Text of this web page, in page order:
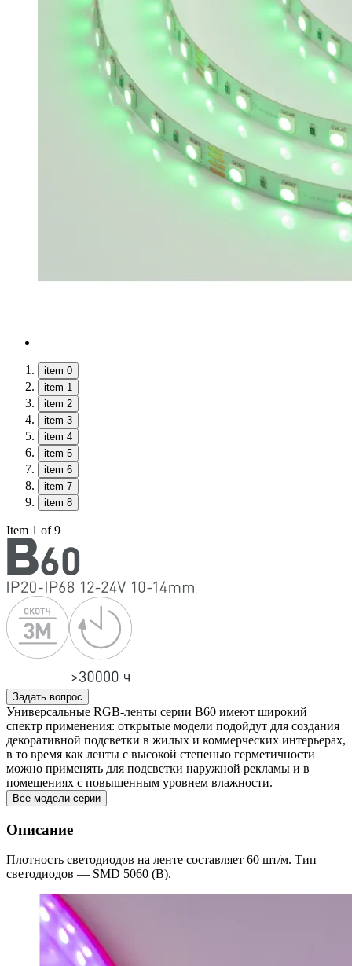
item 0
item 1
item 2
item 3
item 4
item 5
item 6
item 7
item 8
Item 1 of 9
Задать вопрос
Универсальные RGB-ленты серии B60 имеют широкий
спектр применения: открытые модели подойдут для создания
декоративной подсветки в жилых и коммерческих интерьерах,
в то время как ленты с высокой степенью герметичности
можно применять для подсветки наружной рекламы и в
помещениях с повышенным уровнем влажности.
Все модели серии
Описание
Плотность светодиодов на ленте составляет 60 шт/м. Тип
светодиодов — SMD 5060 (B).